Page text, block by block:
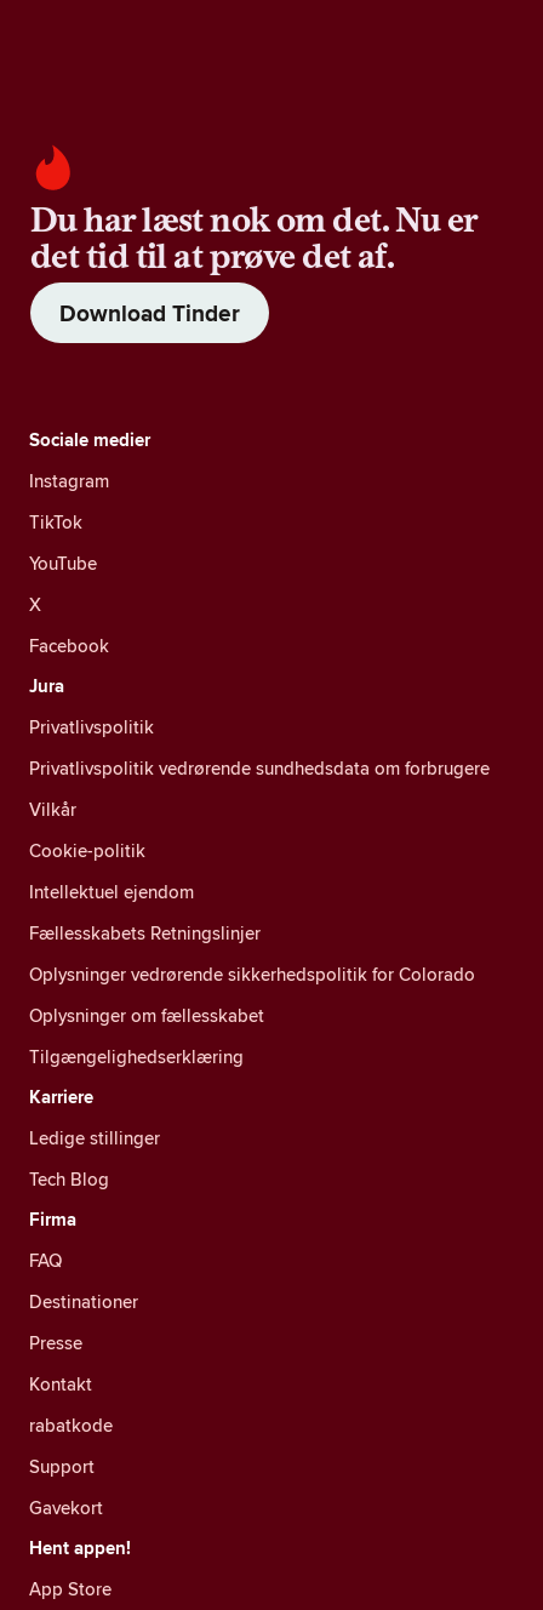
Du har læst nok om det. Nu er
det tid til at prøve det af.
Download Tinder
Sociale medier
Instagram
TikTok
YouTube
X
Facebook
Jura
Privatlivspolitik
Privatlivspolitik vedrørende sundhedsdata om forbrugere
Vilkår
Cookie-politik
Intellektuel ejendom
Fællesskabets Retningslinjer
Oplysninger vedrørende sikkerhedspolitik for Colorado
Oplysninger om fællesskabet
Tilgængelighedserklæring
Karriere
Ledige stillinger
Tech Blog
Firma
FAQ
Destinationer
Presse
Kontakt
rabatkode
Support
Gavekort
Hent appen!
App Store